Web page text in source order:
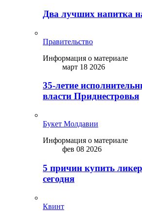
Два лучших напитка
Правительство
Информация о материале
март 18 2026
35-летие
власти Приднестровья
Букет Молдавии
Информация о материале
фев 08 2026
5 причин купить
сегодня
Квинт